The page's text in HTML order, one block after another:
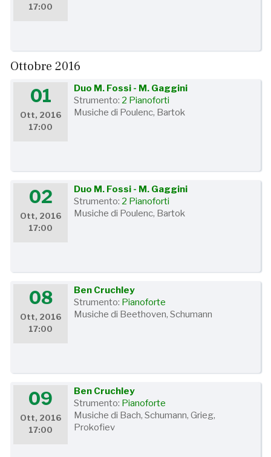
17:00
Ottobre 2016
01
Ott, 2016
17:00
Duo M. Fossi - M. Gaggini
Strumento: 2 Pianoforti
Musiche di Poulenc, Bartok
02
Ott, 2016
17:00
Duo M. Fossi - M. Gaggini
Strumento: 2 Pianoforti
Musiche di Poulenc, Bartok
08
Ott, 2016
17:00
Ben Cruchley
Strumento: Pianoforte
Musiche di Beethoven, Schumann
09
Ott, 2016
17:00
Ben Cruchley
Strumento: Pianoforte
Musiche di Bach, Schumann, Grieg,
Prokofiev